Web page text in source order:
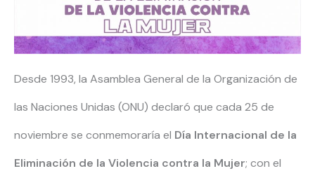
Desde 1993, la Asamblea General de la Organización de
las Naciones Unidas (ONU) declaró que cada 25 de
noviembre se conmemoraría el Día Internacional de la
Eliminación de la Violencia contra la Mujer; con el